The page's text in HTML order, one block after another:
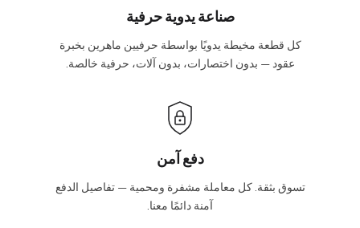
صناعة يدوية حرفية
كل قطعة مخيطة يدويًا بواسطة حرفيين ماهرين بخبرة
عقود — بدون اختصارات، بدون آلات، حرفية خالصة.
دفع آمن
تسوق بثقة. كل معاملة مشفرة ومحمية — تفاصيل الدفع
آمنة دائمًا معنا.